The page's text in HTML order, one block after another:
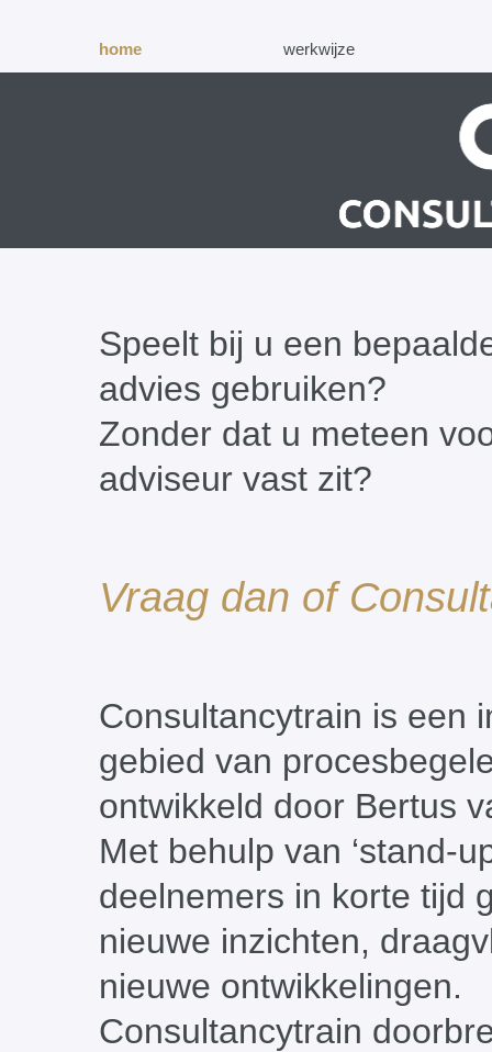
home werkwijze
Speelt bij u een
advies gebruiken?
Zonder dat u meteen
adviseur vast zit?
Vraag dan of
Consultancytrain is een
gebied van
ontwikkeld door Bertus
Met behulp van ‘stand-
deelnemers in korte tijd
nieuwe inzichten,
nieuwe ontwikkelingen.
Consultancytrain